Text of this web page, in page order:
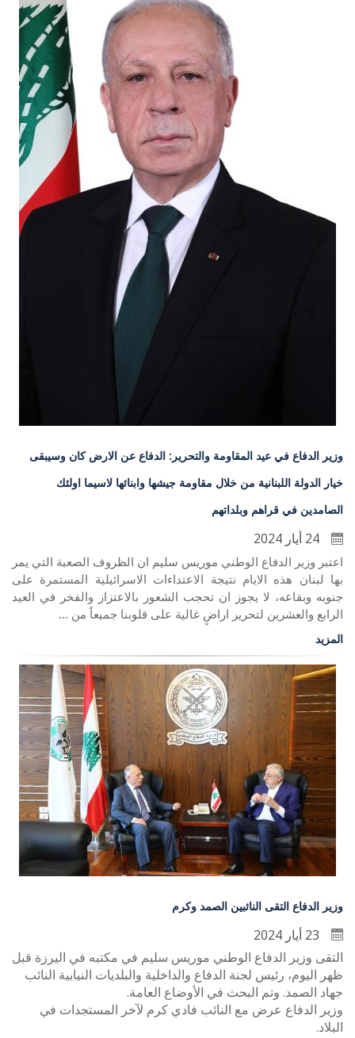
وزير الدفاع في عيد المقاومة والتحرير: الدفاع عن الارض كان وسيبقى
خيار الدولة اللبنانية من خلال مقاومة جيشها وابنائها لاسيما اولئك
الصامدين في قراهم وبلداتهم
اعتبر وزير الدفاع الوطني موريس سليم ان الظروف الصعبة التي يمر
بها لبنان هذه الايام نتيجة الاعتداءات الاسرائيلية المستمرة على
جنوبه وبقاعه، لا يجوز ان تحجب الشعور بالاعتزاز والفخر في العيد
الرابع والعشرين لتحرير اراضٍ غالية على قلوبنا جميعاً من ...
المزيد
وزير الدفاع التقى النائبين الصمد وكرم
التقى وزير الدفاع الوطني موريس سليم في مكتبه في اليرزة قبل
ظهر اليوم، رئيس لجنة الدفاع والداخلية والبلديات النيابية النائب
جهاد الصمد. وتم البحث في الأوضاع العامة.
وزير الدفاع عرض مع النائب فادي كرم لآخر المستجدات في
البلاد.